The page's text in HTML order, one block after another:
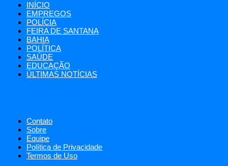
INÍCIO
EMPREGOS
POLÍCIA
FEIRA DE SANTANA
BAHIA
POLÍTICA
SAÚDE
EDUCAÇÃO
ÚLTIMAS NOTÍCIAS
Contato
Sobre
Equipe
Política de Privacidade
Termos de Uso